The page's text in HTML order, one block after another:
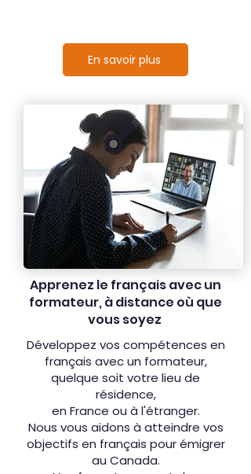
En savoir plus
Apprenez le français avec un
formateur, à distance où que
vous soyez
Développez vos compétences en
français avec un formateur,
quelque soit votre lieu de
résidence,
en France ou à l'étranger.
Nous vous aidons à atteindre vos
objectifs en français pour émigrer
au Canada.